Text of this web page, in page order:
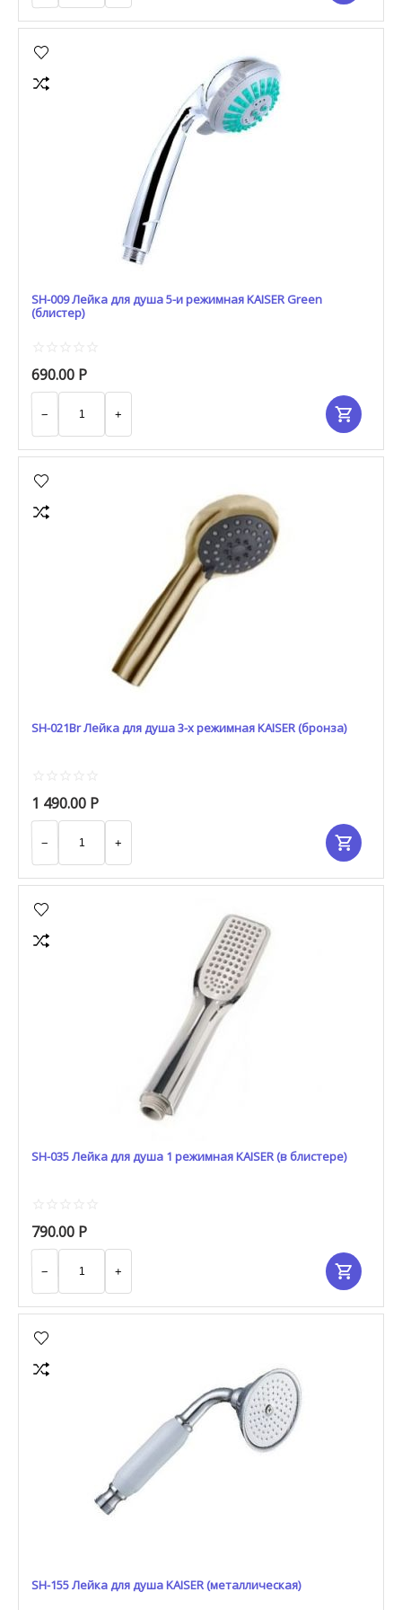
SH-009 Лейка для душа 5-и режимная KAISER Green
(блистер)
690.00 Р
+
−
SH-021Br Лейка для душа 3-х режимная KAISER (бронза)
1 490.00 Р
+
−
SH-035 Лейка для душа 1 режимная KAISER (в блистере)
790.00 Р
+
−
SH-155 Лейка для душа KAISER (металлическая)